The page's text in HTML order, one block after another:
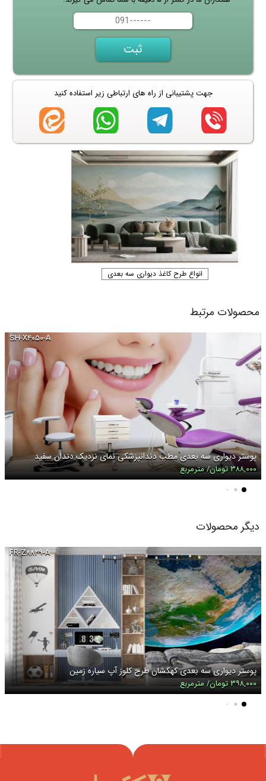
جهت پشتیبانی از راه های ارتباطی زیر استفاده کنید
انواع طرح کاغذ دیواری سه بعدی
محصولات مرتبط
SH-X۴۰۵۰-A
پوستر دیواری سه بعدی مطب دندانپزشکی نمای نزدیک دندان سفید
۳۸۸,۰۰۰ تومان/ مترمربع
دیگر محصولات
FR-Z۸۸۲۹-A
پوستر دیواری سه بعدی کهکشان طرح کلوز آپ سیاره زمین
۳۹۸,۰۰۰ تومان/ مترمربع